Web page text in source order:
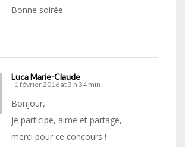
Bonne soirée
Luca Marie-Claude
1 février 2016 at 3 h 34 min
Bonjour,
je participe, aime et partage,
merci pour ce concours !